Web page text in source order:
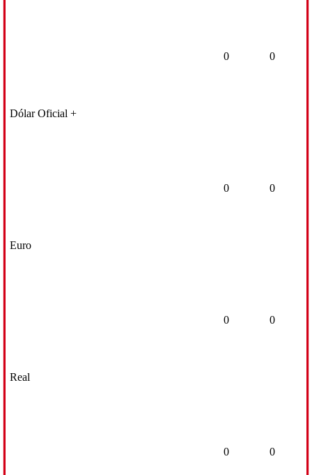
Dólar Oficial +
0 0
Euro
0 0
Real
0 0
0 0